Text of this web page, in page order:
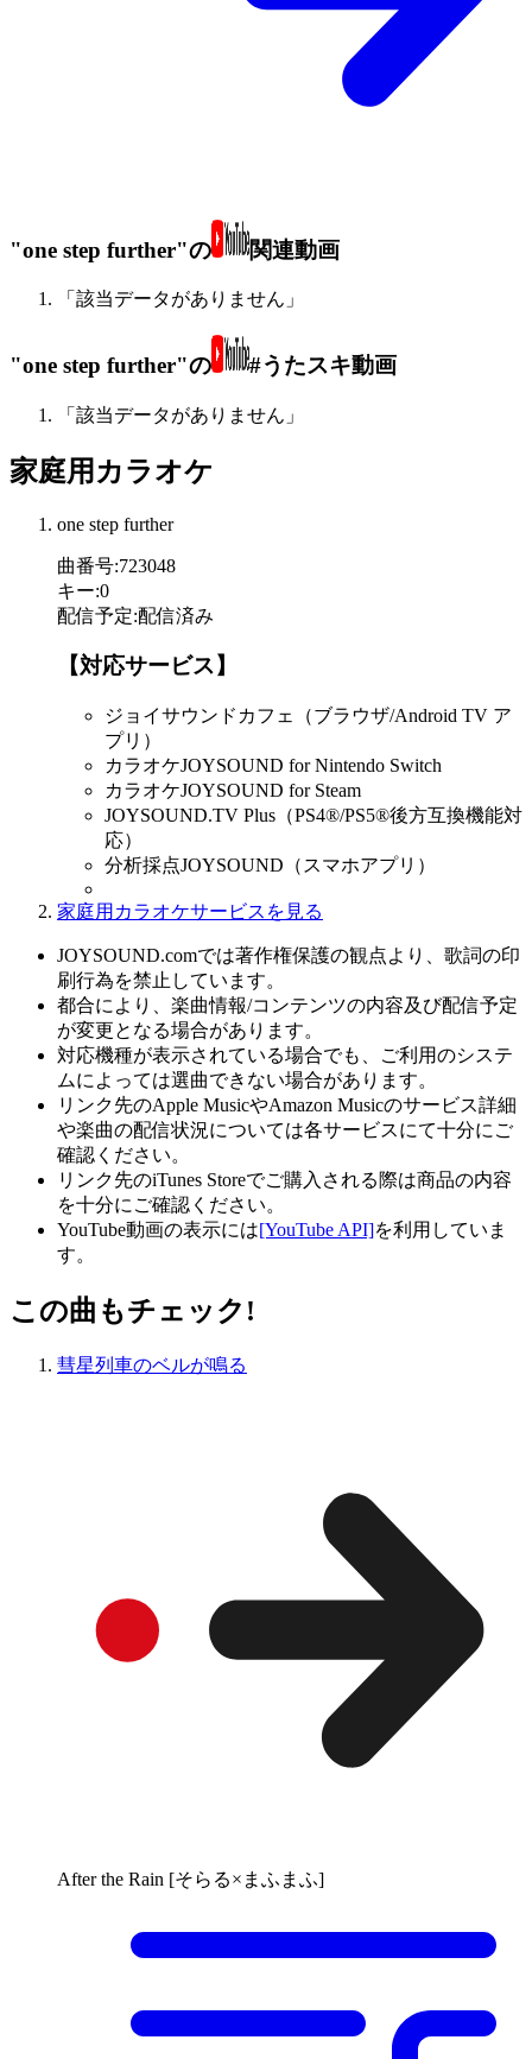
"one step further"の 関連動画
「該当データがありません」
"one step further"の #うたスキ動画
「該当データがありません」
家庭用カラオケ
one step further
曲番号:723048
キー:0
配信予定:配信済み
【対応サービス】
ジョイサウンドカフェ（ブラウザ/Android TV ア
プリ）
カラオケJOYSOUND for Nintendo Switch
カラオケJOYSOUND for Steam
JOYSOUND.TV Plus（PS4®/PS5®後方互換機能対
応）
分析採点JOYSOUND（スマホアプリ）
家庭用カラオケサービスを見る
JOYSOUND.comでは著作権保護の観点より、歌詞の印
刷行為を禁止しています。
都合により、楽曲情報/コンテンツの内容及び配信予定
が変更となる場合があります。
対応機種が表示されている場合でも、ご利用のシステ
ムによっては選曲できない場合があります。
リンク先のApple MusicやAmazon Musicのサービス詳細
や楽曲の配信状況については各サービスにて十分にご
確認ください。
リンク先のiTunes Storeでご購入される際は商品の内容
を十分にご確認ください。
YouTube動画の表示には[YouTube API]を利用していま
す。
この曲もチェック!
彗星列車のベルが鳴る
After the Rain [そらる×まふまふ]